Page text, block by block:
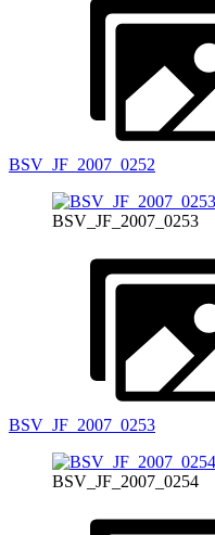
BSV_JF_2007_0252
BSV_JF_2007_0253
BSV_JF_2007_0253
BSV_JF_2007_0254